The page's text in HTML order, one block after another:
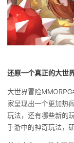
还原一个真正的大世
大世界冒险
家呈现出一个更加热
玩法，还有哪些新的
手游中的神奇玩法，